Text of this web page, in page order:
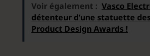
Voir également : Vasco
détenteur d’une statuette
Product Design Awards !